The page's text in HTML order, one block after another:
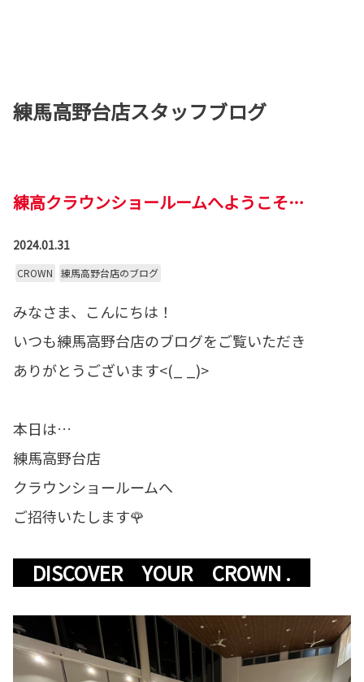
練馬高野台店スタッフブログ
練高クラウンショールームへようこそ…
2024.01.31
CROWN 練馬高野台店のブログ
みなさま、こんにちは！
いつも練馬高野台店のブログをご覧いただき
ありがとうございます<(_ _)>
本日は…
練馬高野台店
クラウンショールームへ
ご招待いたします🌹
DISCOVER YOUR CROWN .